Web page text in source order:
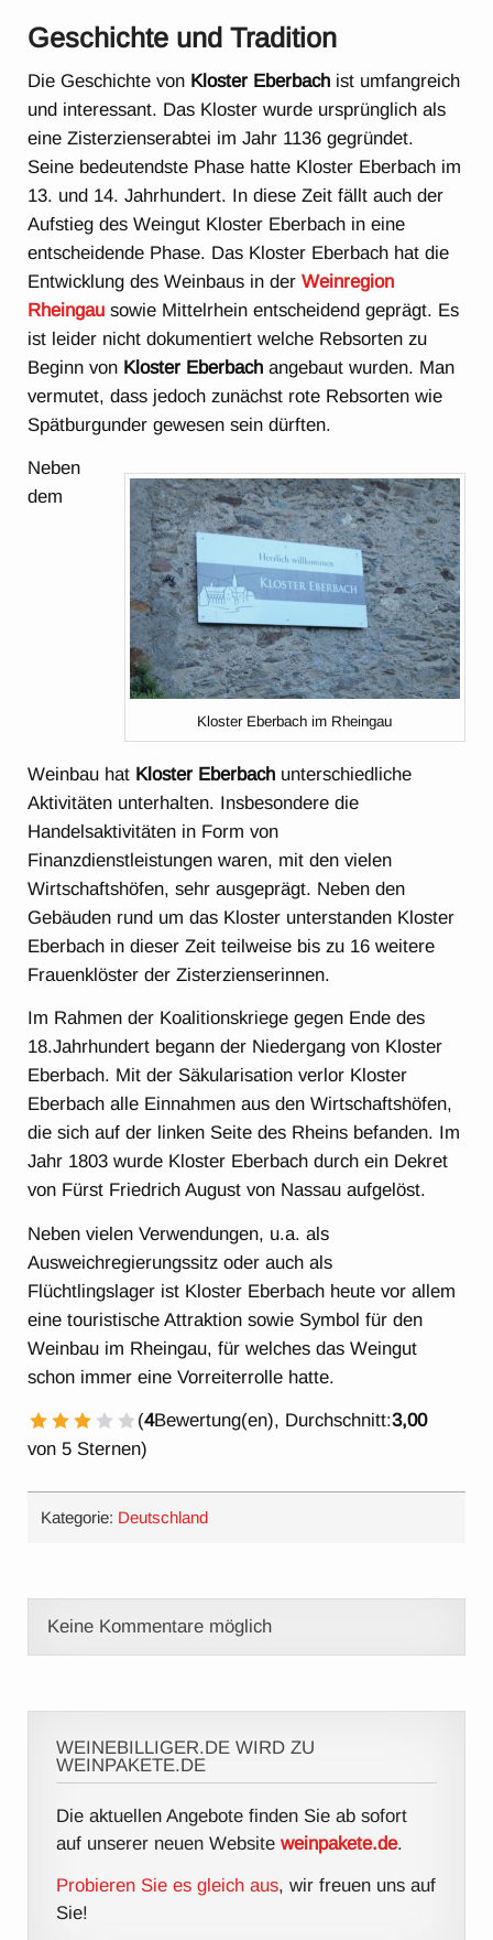
Geschichte und Tradition
Die Geschichte von Kloster Eberbach ist umfangreich
und interessant. Das Kloster wurde ursprünglich als
eine Zisterzienserabtei im Jahr 1136 gegründet.
Seine bedeutendste Phase hatte Kloster Eberbach im
13. und 14. Jahrhundert. In diese Zeit fällt auch der
Aufstieg des Weingut Kloster Eberbach in eine
entscheidende Phase. Das Kloster Eberbach hat die
Entwicklung des Weinbaus in derWeinregion
Rheingau sowie Mittelrhein entscheidend geprägt. Es
ist leider nicht dokumentiert welche Rebsorten zu
Beginn von Kloster Eberbach angebaut wurden. Man
vermutet, dass jedoch zunächst rote Rebsorten wie
Spätburgunder gewesen sein dürften.
Kloster Eberbach im Rheingau
Neben
dem
Weinbau hat Kloster Eberbach unterschiedliche
Aktivitäten unterhalten. Insbesondere die
Handelsaktivitäten in Form von
Finanzdienstleistungen waren, mit den vielen
Wirtschaftshöfen, sehr ausgeprägt. Neben den
Gebäuden rund um das Kloster unterstanden Kloster
Eberbach in dieser Zeit teilweise bis zu 16 weitere
Frauenklöster der Zisterzienserinnen.
Im Rahmen der Koalitionskriege gegen Ende des
18.Jahrhundert begann der Niedergang von Kloster
Eberbach. Mit der Säkularisation verlor Kloster
Eberbach alle Einnahmen aus den Wirtschaftshöfen,
die sich auf der linken Seite des Rheins befanden. Im
Jahr 1803 wurde Kloster Eberbach durch ein Dekret
von Fürst Friedrich August von Nassau aufgelöst.
Neben vielen Verwendungen, u.a. als
Ausweichregierungssitz oder auch als
Flüchtlingslager ist Kloster Eberbach heute vor allem
eine touristische Attraktion sowie Symbol für den
Weinbau im Rheingau, für welches das Weingut
schon immer eine Vorreiterrolle hatte.
5 Sterne
4 Sterne
3 Sterne
2 Sterne
1 Stern
(4Bewertung(en), Durchschnitt:3,00
von 5 Sternen)
Kategorie: Deutschland
Keine Kommentare möglich
WEINEBILLIGER.DE WIRD ZU
WEINPAKETE.DE
Die aktuellen Angebote finden Sie ab sofort
auf unserer neuen Websiteweinpakete.de.
Probieren Sie es gleich aus, wir freuen uns auf
Sie!